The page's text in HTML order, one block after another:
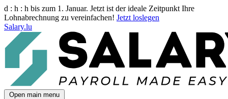
d : h : h bis zum 1. Januar. Jetzt ist der ideale Zeitpunkt Ihre
Lohnabrechnung zu vereinfachen! Jetzt loslegen
Salary.lu
Open main menu